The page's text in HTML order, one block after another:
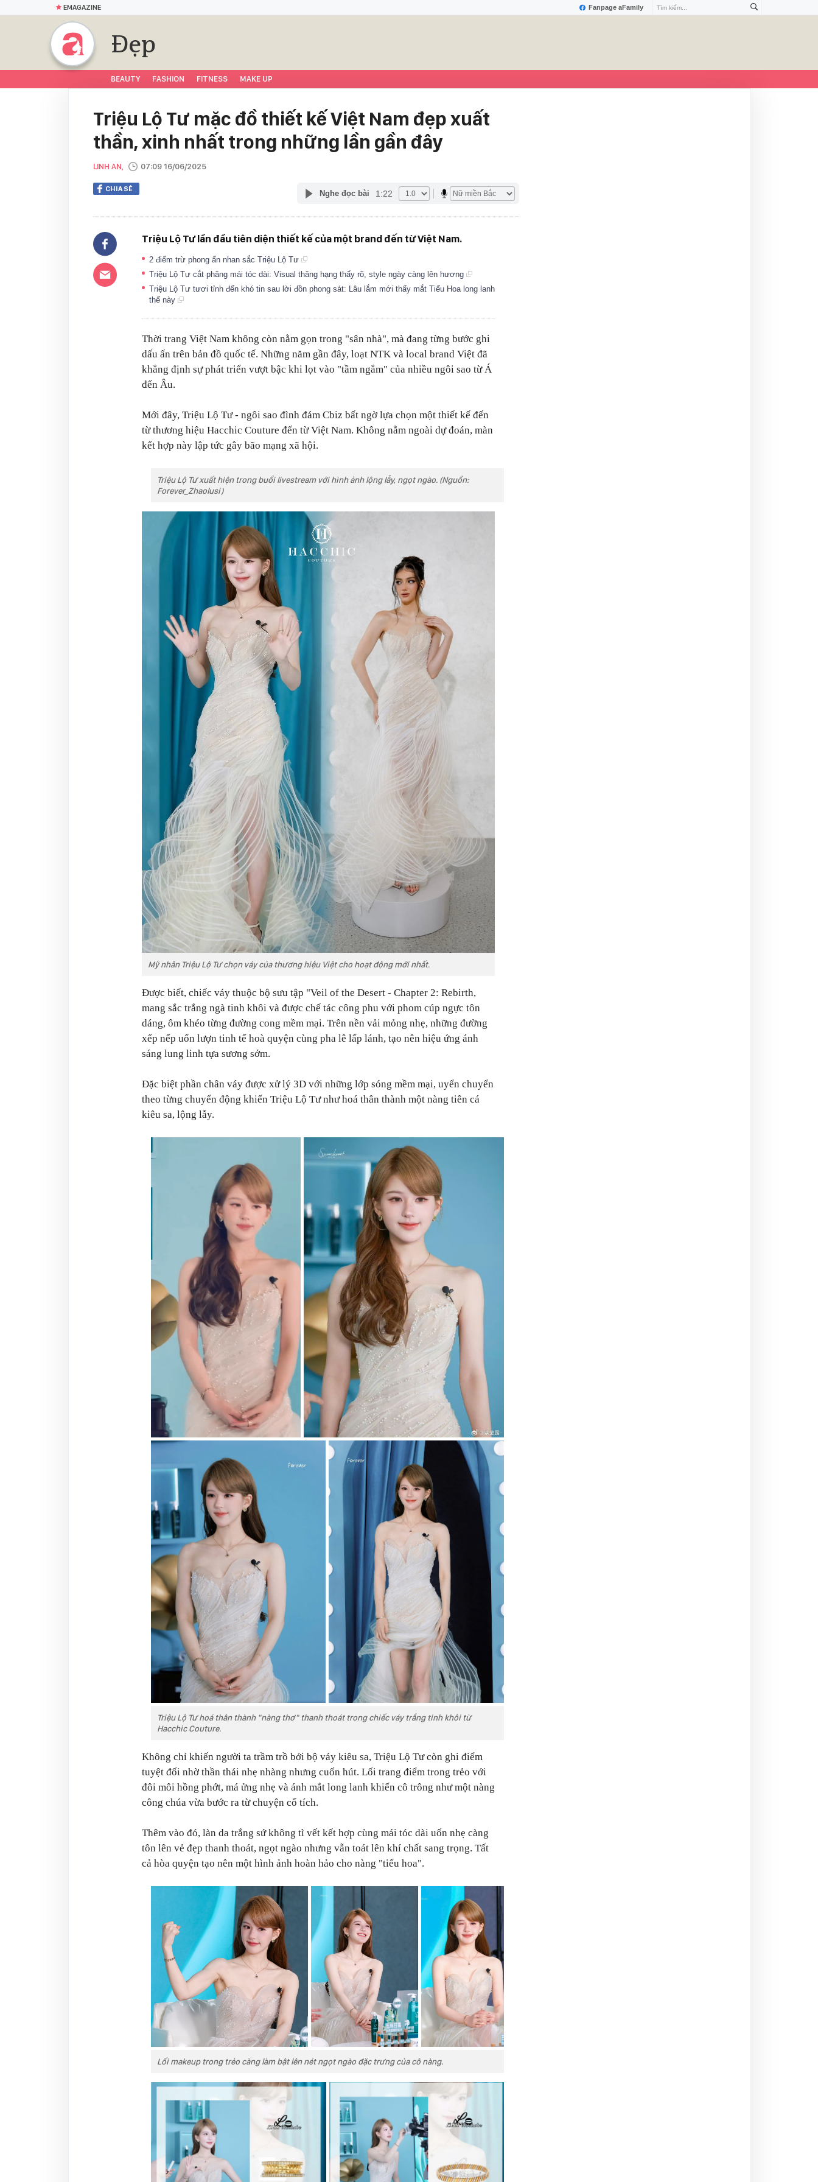
Fanpage aFamily
EMAGAZINE
Đẹp
BEAUTY FASHION FITNESS MAKE UP
Triệu Lộ Tư mặc đồ thiết kế Việt Nam đẹp xuất
thần, xinh nhất trong những lần gần đây
LINH AN, 07:09 16/06/2025
CHIA SẺ Nghe đọc bài 1:22
Triệu Lộ Tư lần đầu tiên diện thiết kế của một brand đến từ Việt Nam.
2 điểm trừ phong ấn nhan sắc Triệu Lộ Tư
Triệu Lộ Tư cắt phăng mái tóc dài: Visual thăng hạng thấy rõ, style ngày càng lên hương
Triệu Lộ Tư tươi tỉnh đến khó tin sau lời đồn phong sát: Lâu lắm mới thấy mắt Tiểu Hoa long lanh
thế này
Thời trang Việt Nam không còn nằm gọn trong "sân nhà", mà đang từng bước ghi
dấu ấn trên bản đồ quốc tế. Những năm gần đây, loạt NTK và local brand Việt đã
khẳng định sự phát triển vượt bậc khi lọt vào "tầm ngắm" của nhiều ngôi sao từ Á
đến Âu.
Mới đây, Triệu Lộ Tư - ngôi sao đình đám Cbiz bất ngờ lựa chọn một thiết kế đến
từ thương hiệu Hacchic Couture đến từ Việt Nam. Không nằm ngoài dự đoán, màn
kết hợp này lập tức gây bão mạng xã hội.
Triệu Lộ Tư xuất hiện trong buổi livestream với hình ảnh lộng lẫy, ngọt ngào. (Nguồn:
Forever_Zhaolusi)
Mỹ nhân Triệu Lộ Tư chọn váy của thương hiệu Việt cho hoạt động mới nhất.
Được biết, chiếc váy thuộc bộ sưu tập "Veil of the Desert - Chapter 2: Rebirth,
mang sắc trắng ngà tinh khôi và được chế tác công phu với phom cúp ngực tôn
dáng, ôm khéo từng đường cong mềm mại. Trên nền vải mỏng nhẹ, những đường
xếp nếp uốn lượn tinh tế hoà quyện cùng pha lê lấp lánh, tạo nên hiệu ứng ánh
sáng lung linh tựa sương sớm.
Đặc biệt phần chân váy được xử lý 3D với những lớp sóng mềm mại, uyển chuyển
theo từng chuyển động khiến Triệu Lộ Tư như hoá thân thành một nàng tiên cá
kiêu sa, lộng lẫy.
Triệu Lộ Tư hoá thân thành "nàng thơ" thanh thoát trong chiếc váy trắng tinh khôi từ
Hacchic Couture.
Không chỉ khiến người ta trầm trồ bởi bộ váy kiêu sa, Triệu Lộ Tư còn ghi điểm
tuyệt đối nhờ thần thái nhẹ nhàng nhưng cuốn hút. Lối trang điểm trong trẻo với
đôi môi hồng phớt, má ửng nhẹ và ánh mắt long lanh khiến cô trông như một nàng
công chúa vừa bước ra từ chuyện cổ tích.
Thêm vào đó, làn da trắng sứ không tì vết kết hợp cùng mái tóc dài uốn nhẹ càng
tôn lên vẻ đẹp thanh thoát, ngọt ngào nhưng vẫn toát lên khí chất sang trọng. Tất
cả hòa quyện tạo nên một hình ảnh hoàn hảo cho nàng "tiểu hoa".
Lối makeup trong trẻo càng làm bật lên nét ngọt ngào đặc trưng của cô nàng.